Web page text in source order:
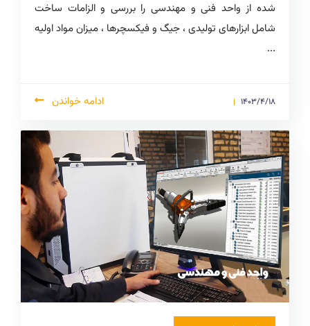
شده از واحد فنی و مهندسی را بررسی و الزامات ساخت
شامل ابزارهای تولیدی ، جیگ و فیکسچرها ، میزان مواد اولیه
...
1403/4/18 ادامه خواندن